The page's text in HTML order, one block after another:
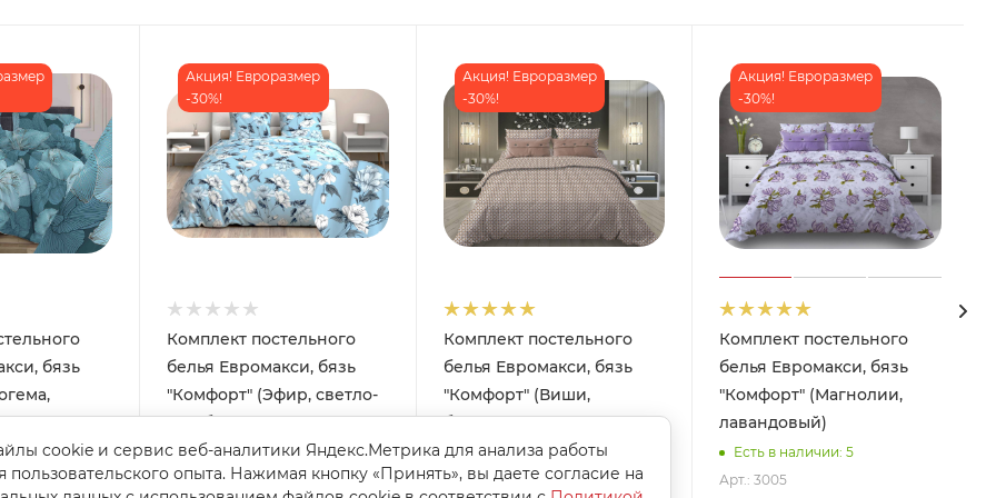
бязь
1 Арт.: 3005
Акция! Евроразмер
-30%!
Комплект постельного
белья Евромакси, бязь
"Комфорт" (Эфир, светло-
голубой)
Есть в наличии: 5
Арт.: 3005
Акция! Евроразмер
-30%!
Комплект постельного
белья Евромакси, бязь
"Комфорт" (Виши,
бежевый)
Есть в наличии: 5
Арт.: 3005
Акция! Евроразмер
-30%!
Комплект постельного
белья Евромакси, бязь
"Комфорт" (Магнолии,
лавандовый)
Есть в наличии: 5
Арт.: 3005
cookie и сервис веб-аналитики Яндекс.Метрика для анализа работы
пользовательского опыта. Нажимая кнопку «Принять», вы даете согласие на